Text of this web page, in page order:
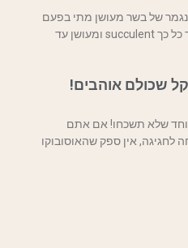
של בשר מעושן מתי בפעם
האחרונה שאכלתם ביס של בשר כל כך succulent ומעושן עד
קל שכולם אוהבים!
שלא תשכחו! אם אתם
אין ספק שהאוסובוקו